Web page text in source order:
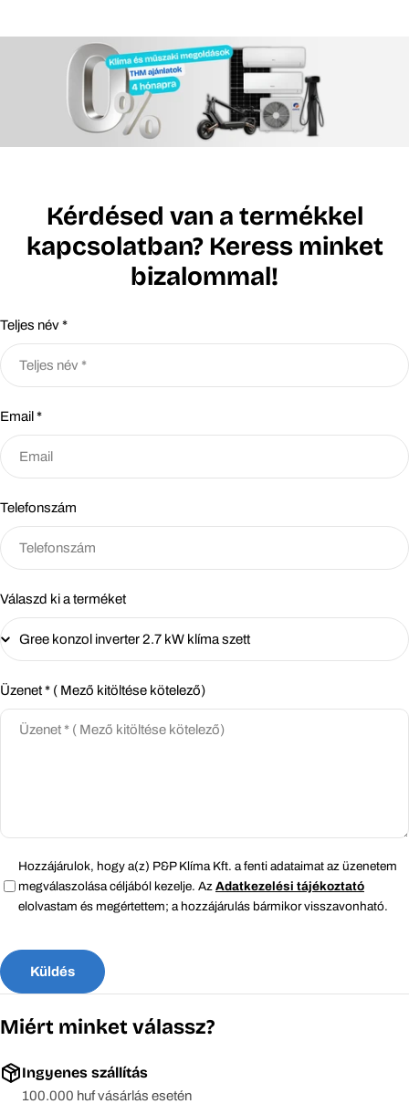
Kérdésed van a termékkel
kapcsolatban? Keress minket
bizalommal!
Teljes név *
Email *
Telefonszám
Válaszd ki a terméket
Üzenet * ( Mező kitöltése kötelező)
Hozzájárulok, hogy a(z) P&P Klíma Kft. a fenti adataimat az üzenetem
megválaszolása céljából kezelje. Az Adatkezelési tájékoztató
elolvastam és megértettem; a hozzájárulás bármikor visszavonható.
Küldés
Miért minket válassz?
Ingyenes szállítás
100.000 huf vásárlás esetén